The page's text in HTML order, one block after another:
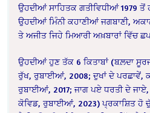
ਉਹਦੀਆਂ ਸਾਹਿਤਕ ਗਤੀਵਿਧੀਆਂ 1979
ਉਹਦੀਆਂ ਮਿੰਨੀ ਕਹਾਣੀਆਂ ਜਗਬਾਣੀ,
ਤੇ ਅਜੀਤ ਜਿਹੇ ਮਿਆਰੀ ਅਖ਼ਬਾਰਾਂ ਵਿੱਚ
ਉਹਦੀਆਂ ਹੁਣ ਤੱਕ 6 ਕਿਤਾਬਾਂ (ਬਲ਼ਦਾ
ਰੁੱਖ, ਰੁਬਾਈਆਂ, 2008; ਦੁਖਾਂ ਦੇ ਪਰਛਾਵੇਂ,
ਰੁਬਾਈਆਂ, 2017; ਜਾਗ ਪਏ ਧਰਤੀ ਦੇ
ਕੋਵਿਡ, ਰੁਬਾਈਆਂ, 2023) ਪ੍ਰਕਾਸ਼ਿਤ ਹੋ